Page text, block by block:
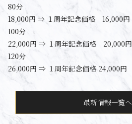
80分
18,000円 ⇒ １周年記念価格 16,000円
100分
22,000円 ⇒ １周年記念価格 20,000円
120分
26,000円 ⇒ １周年記念価格 24,000円
最新情報一覧へ